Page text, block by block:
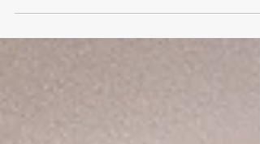
Quel plaisir de voir un jeune bousculer
l’enjeux et le niveau de pression des jeux...